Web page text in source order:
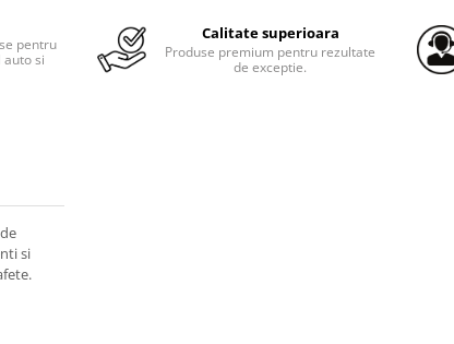
pentru
auto si
Calitate superioara
Produse premium pentru rezultate
de exceptie.
si